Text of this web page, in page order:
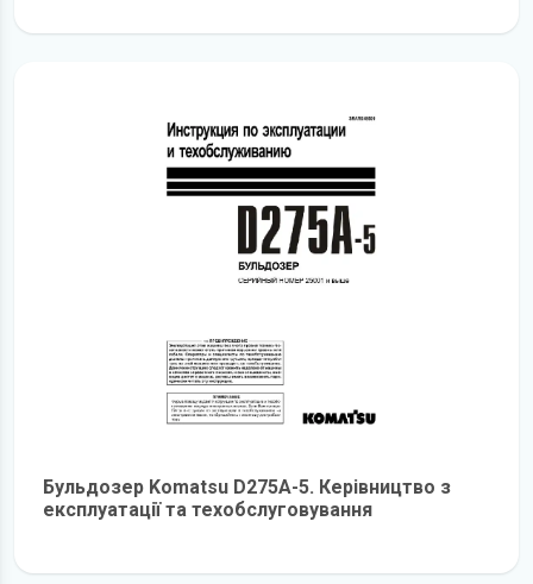
Бульдозер Komatsu D275A-5. Керівництво з
експлуатації та техобслуговування